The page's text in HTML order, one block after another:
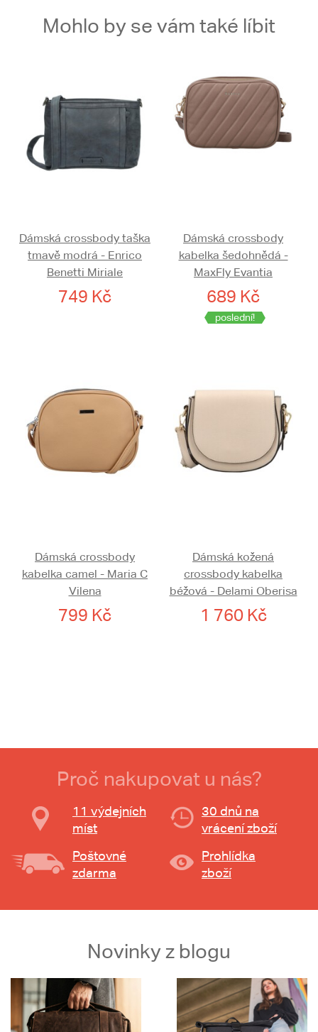
Mohlo by se vám také líbit
Dámská crossbody taška
tmavě modrá - Enrico
Benetti Miriale
749 Kč
Dámská crossbody
kabelka šedohnědá -
MaxFly Evantia
689 Kč
poslední!
Dámská crossbody
kabelka camel - Maria C
Vilena
799 Kč
Dámská kožená
crossbody kabelka
béžová - Delami Oberisa
1 760 Kč
Proč nakupovat u nás?
11 výdejních
míst
30 dnů na
vrácení zboží
Poštovné
zdarma
Prohlídka
zboží
Novinky z blogu